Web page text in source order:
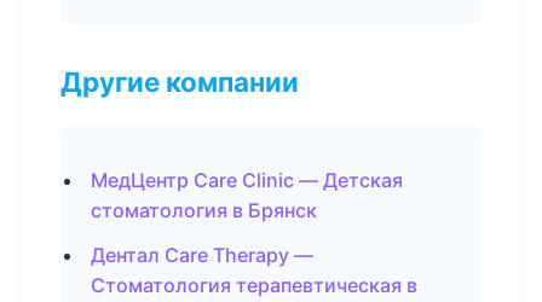
Другие компании
МедЦентр Care Clinic — Детская
стоматология в Брянск
Дентал Care Therapy —
Стоматология терапевтическая в